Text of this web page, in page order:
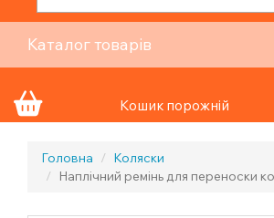
Каталог товарів
Кошик порожній
Головна
Коляски
Наплічний ремінь для переноски